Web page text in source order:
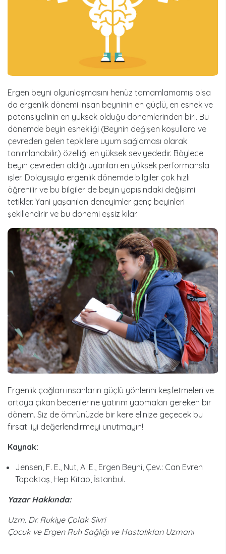
Ergen beyni olgunlaşmasını henüz tamamlamamış olsa
da ergenlik dönemi insan beyninin en güçlü, en esnek ve
potansiyelinin en yüksek olduğu dönemlerinden biri. Bu
dönemde beyin esnekliği (Beynin değişen koşullara ve
çevreden gelen tepkilere uyum sağlaması olarak
tanımlanabilir.) özelliği en yüksek seviyededir. Böylece
beyin çevreden aldığı uyarıları en yüksek performansla
işler. Dolayısıyla ergenlik dönemde bilgiler çok hızlı
öğrenilir ve bu bilgiler de beyin yapısındaki değişimi
tetikler. Yani yaşanılan deneyimler genç beyinleri
şekillendirir ve bu dönemi eşsiz kılar.
Ergenlik çağları insanların güçlü yönlerini keşfetmeleri ve
ortaya çıkan becerilerine yatırım yapmaları gereken bir
dönem. Siz de ömrünüzde bir kere elinize geçecek bu
fırsatı iyi değerlendirmeyi unutmayın!
Kaynak:
Jensen, F. E., Nut, A. E., Ergen Beyni, Çev.: Can Evren
Topaktaş, Hep Kitap, İstanbul.
Yazar Hakkında:
Uzm. Dr. Rukiye Çolak Sivri
Çocuk ve Ergen Ruh Sağlığı ve Hastalıkları Uzmanı